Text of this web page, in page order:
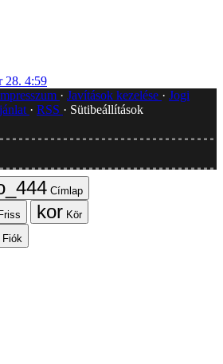
28. 4:59
Javítások kezelése
Jogi
RSS
Sütibeállítások
Címlap
Friss
Kör
Fiók